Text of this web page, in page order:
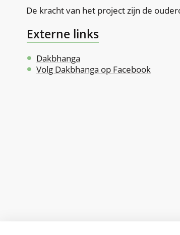
De kracht van het project zijn de
Externe links
Dakbhanga
Volg Dakbhanga op Facebook